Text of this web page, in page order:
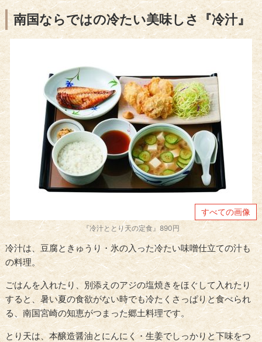
南国ならではの冷たい美味しさ『冷汁』
すべての画像
『冷汁ととり天の定食』890円
冷汁は、豆腐ときゅうり・氷の入った冷たい味噌仕立ての汁も
の料理。
ごはんを入れたり、別添えのアジの塩焼きをほぐして入れたり
すると、暑い夏の食欲がない時でも冷たくさっぱりと食べられ
る、南国宮崎の知恵がつまった郷土料理です。
とり天は、本醸造醤油とにんにく・生姜でしっかりと下味をつ